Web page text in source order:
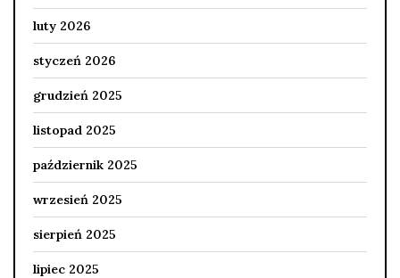
luty 2026
styczeń 2026
grudzień 2025
listopad 2025
październik 2025
wrzesień 2025
sierpień 2025
lipiec 2025